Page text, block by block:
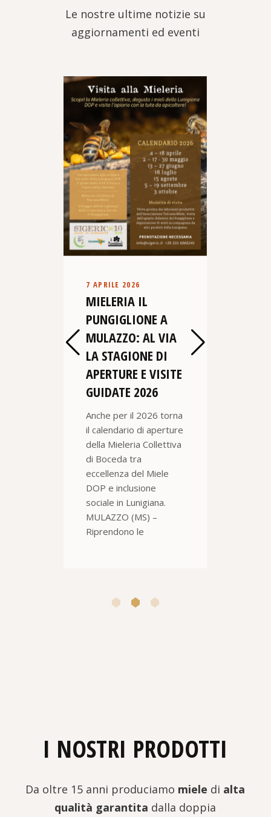
Le nostre ultime notizie su
aggiornamenti ed eventi
7 APRILE 2026
MIELERIA IL
PUNGIGLIONE A
MULAZZO: AL VIA
LA STAGIONE DI
APERTURE E VISITE
GUIDATE 2026
Anche per il 2026 torna
il calendario di aperture
della Mieleria Collettiva
di Boceda tra
eccellenza del Miele
DOP e inclusione
sociale in Lunigiana.
MULAZZO (MS) –
Riprendono le
I NOSTRI PRODOTTI
Da oltre 15 anni produciamo miele di alta
qualità garantita dalla doppia